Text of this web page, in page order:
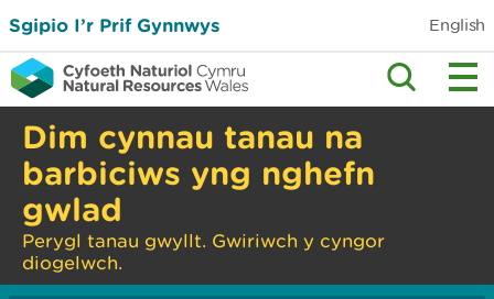
Sgipio I’r Prif Gynnwys English
Dim cynnau tanau na
barbiciws yng nghefn
gwlad
Perygl tanau gwyllt. Gwiriwch y cyngor
diogelwch.